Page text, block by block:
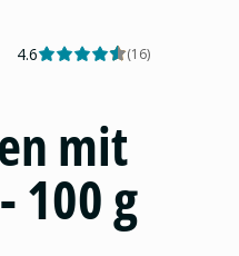
4.6 (16)
mit
100 g